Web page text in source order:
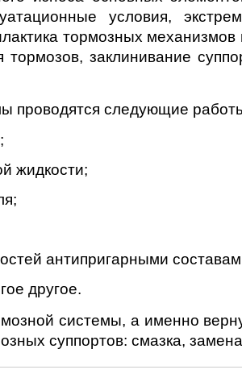
условия,
тормозных
заклинивание
проводятся следующие
жидкости;
антипригарными
другое.
системы, а именно
суппортов: смазка,